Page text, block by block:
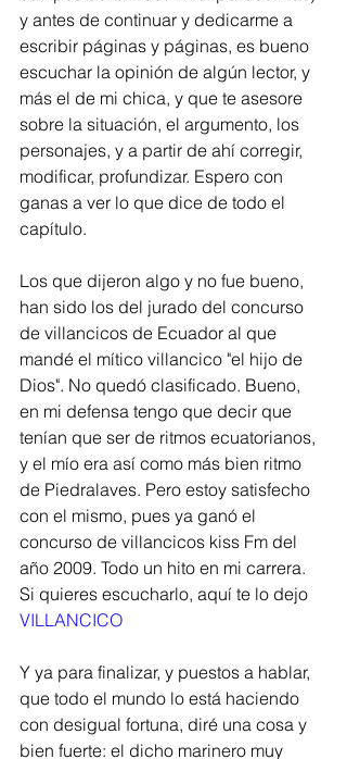
y antes de continuar y dedicarme a
escribir páginas y páginas, es bueno
escuchar la opinión de algún lector, y
más el de mi chica, y que te asesore
sobre la situación, el argumento, los
personajes, y a partir de ahí corregir,
modificar, profundizar. Espero con
ganas a ver lo que dice de todo el
capítulo.
Los que dijeron algo y no fue bueno,
han sido los del jurado del concurso
de villancicos de Ecuador al que
mandé el mítico villancico "el hijo de
Dios". No quedó clasificado. Bueno,
en mi defensa tengo que decir que
tenían que ser de ritmos ecuatorianos,
y el mío era así como más bien ritmo
de Piedralaves. Pero estoy satisfecho
con el mismo, pues ya ganó el
concurso de villancicos kiss Fm del
año 2009. Todo un hito en mi carrera.
Si quieres escucharlo, aquí te lo dejo
VILLANCICO
Y ya para finalizar, y puestos a hablar,
que todo el mundo lo está haciendo
con desigual fortuna, diré una cosa y
bien fuerte: el dicho marinero muy